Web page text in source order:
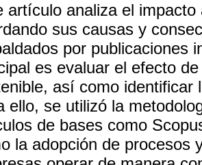
artículo analiza el
sus causas y
por publicaciones
es evaluar el efecto
así como identificar
ello, se utilizó la
de bases como
la adopción de procesos